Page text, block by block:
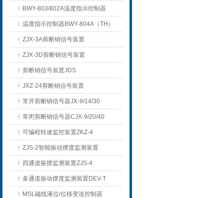
BWY-803/802A温度指示控制器
温度指示控制器BWY-804A（TH）
ZJX-3A剪断销信号装置
ZJX-3D剪断销信号装置
剪断销信号装置JDS
JXZ-24剪断销信号装置
常开剪断销信号器JX-9/14/30
常闭剪断销信号器CJX-9/20/40
可编程转速监控装置ZKZ-4
ZJS-2智能振动摆度监测装置
四通道振摆监测装置ZJS-4
多通道振动摆度监测装置DEV-T
MSL磁线液位/位移变送控制器